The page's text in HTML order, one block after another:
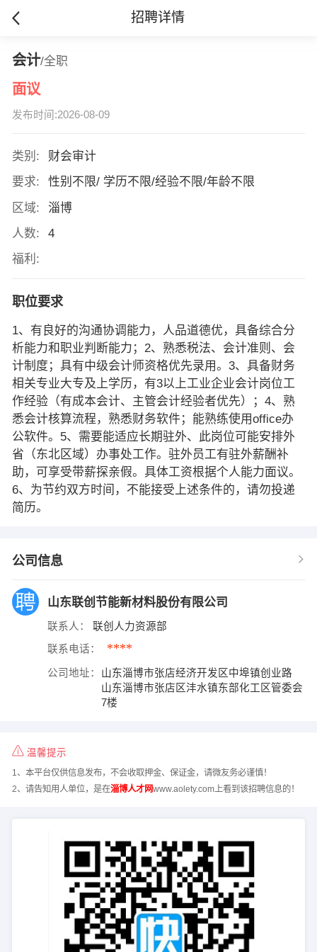
招聘详情
会计/全职
面议
发布时间:2026-08-09
类别:
财会审计
要求:
性别不限/ 学历不限/经验不限/年龄不限
区域:
淄博
人数:
4
福利:
职位要求
1、有良好的沟通协调能力，人品道德优，具备综合分
析能力和职业判断能力；2、熟悉税法、会计准则、会
计制度；具有中级会计师资格优先录用。3、具备财务
相关专业大专及上学历，有3以上工业企业会计岗位工
作经验（有成本会计、主管会计经验者优先）；4、熟
悉会计核算流程，熟悉财务软件；能熟练使用office办
公软件。5、需要能适应长期驻外、此岗位可能安排外
省（东北区域）办事处工作。驻外员工有驻外薪酬补
助，可享受带薪探亲假。具体工资根据个人能力面议。
6、为节约双方时间，不能接受上述条件的，请勿投递
简历。
公司信息
山东联创节能新材料股份有限公司
联系人： 联创人力资源部
联系电话： ****
公司地址：
山东淄博市张店经济开发区中埠镇创业路
山东淄博市张店区沣水镇东部化工区管委会
7楼
温馨提示
1、本平台仅供信息发布，不会收取押金、保证金，请微友务必谨慎！
2、请告知用人单位，是在淄博人才网www.aolety.com上看到该招聘信息的！